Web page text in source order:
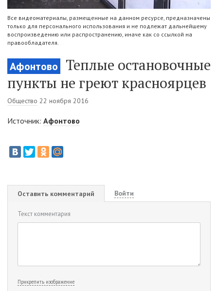
Все видеоматериалы, размещенные на данном ресурсе, предназначены
только для персонального использования и не подлежат дальнейшему
воспроизведению или распространению, иначе как со ссылкой на
правообладателя.
Афонтово
Теплые остановочные
пункты не греют красноярцев
Общество 22 ноября 2016
Источник: Афонтово
Оставить комментарий Войти
Текст комментария
Прикрепить изображение